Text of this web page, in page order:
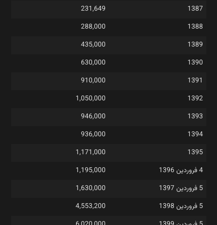
1387
231,649
1388
288,000
1389
435,000
1390
630,000
1391
910,000
1392
1,050,000
1393
946,000
1394
936,000
1395
1,171,000
4 فروردین 1396
1,195,000
5 فروردین 1397
1,630,000
5 فروردین 1398
4,553,200